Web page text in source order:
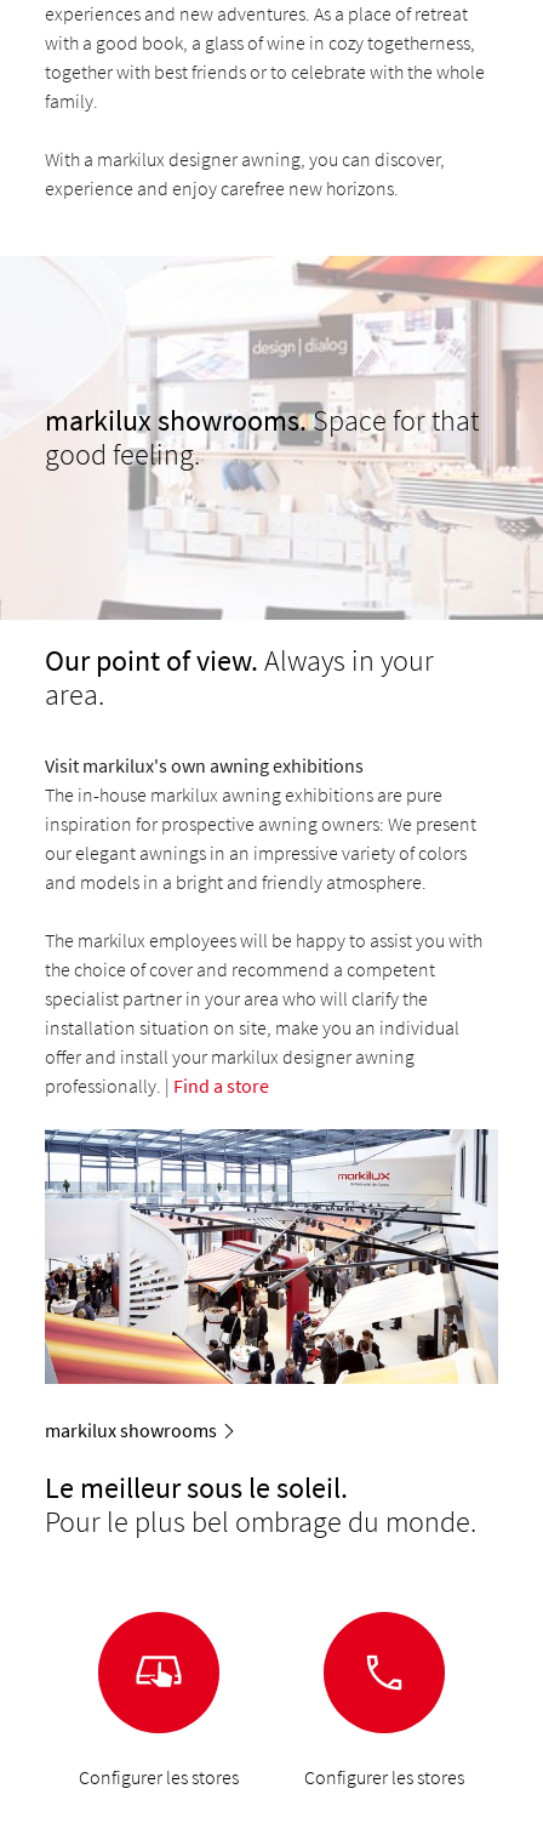
experiences and new adventures. As a place of retreat
with a good book, a glass of wine in cozy togetherness,
together with best friends or to celebrate with the whole
family.
With a markilux designer awning, you can discover,
experience and enjoy carefree new horizons.
markilux showrooms.Space for that
good feeling.
Our point of view.Always in your
area.
Visit markilux's own awning exhibitions
The in-house markilux awning exhibitions are pure
inspiration for prospective awning owners: We present
our elegant awnings in an impressive variety of colors
and models in a bright and friendly atmosphere.
The markilux employees will be happy to assist you with
the choice of cover and recommend a competent
specialist partner in your area who will clarify the
installation situation on site, make you an individual
offer and install your markilux designer awning
professionally. | Find a store
markilux showrooms
Le meilleur sous le soleil.
Pour le plus bel ombrage du monde.
Configurer les stores Configurer les stores